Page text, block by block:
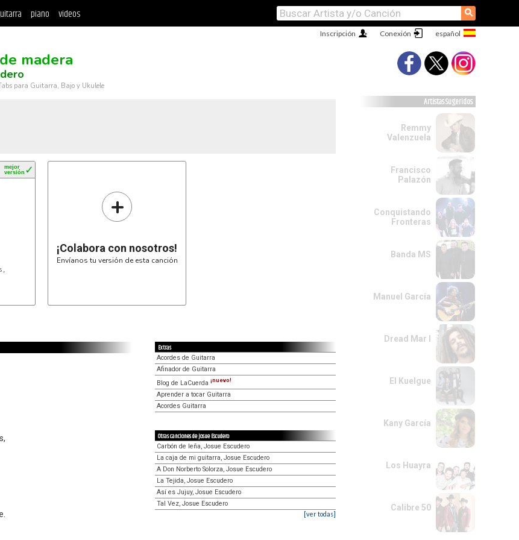
piano videos ⚲
Conexión
Inscripción
madera
para Guitarra, Bajo y Ukulele
✓
mejor
versión
+
¡Colabora con nosotros!
Envíanos tu versión de esta canción
Extras
Acordes de Guitarra
Afinador de Guitarra
Blog de LaCuerda ¡nuevo!
Aprender a tocar Guitarra
Acordes Guitarra
Otras canciones de Josue Escudero
Carbón de leña, Josue Escudero
La caja de mi guitarra, Josue Escudero
A Don Norberto Solorza, Josue Escudero
La Tejida, Josue Escudero
Así es Jujuy, Josue Escudero
Tal Vez, Josue Escudero
[ver todas]
Artistas Sugeridos
Remmy
Valenzuela
Francisco
Palazón
Conquistando
Fronteras
Banda MS
Manuel García
Dread Mar I
El Kuelgue
Kany García
Los Huayra
Calibre 50